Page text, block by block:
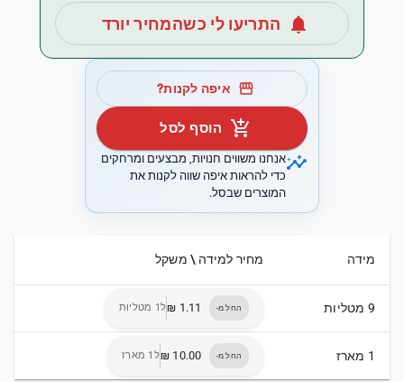
notifications התריעו לי כשהמחיר יורד
storefront איפה לקנות?
add_shopping_cart הוסף לסל
insightsאנחנו משווים חנויות, מבצעים ומרחקים
כדי להראות איפה שווה לקנות את
המוצרים שבסל.
מידה מחיר למידה \ משקל
9 מטליות החל מ- ל1 מטליות
1 מארז החל מ- ל1 מארז